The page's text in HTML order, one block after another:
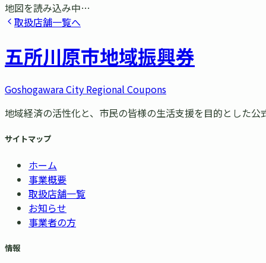
地図を読み込み中…
取扱店舗一覧へ
五所川原市地域振興券
Goshogawara City Regional Coupons
地域経済の活性化と、市民の皆様の生活支援を目的とした公
サイトマップ
ホーム
事業概要
取扱店舗一覧
お知らせ
事業者の方
情報